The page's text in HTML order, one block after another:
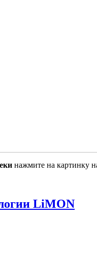
нажмите на картинку
LiMON